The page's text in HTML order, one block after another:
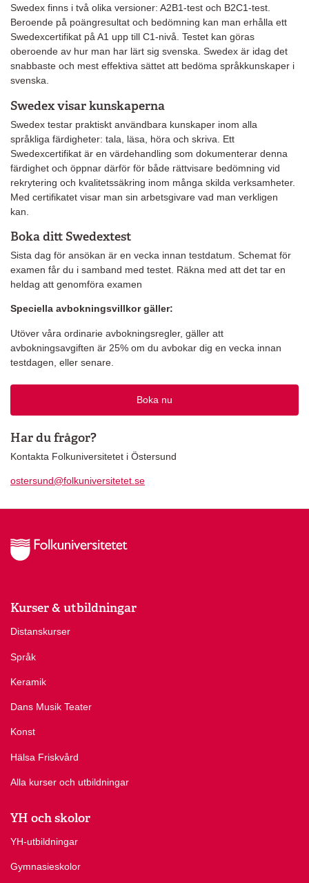
Swedex finns i två olika versioner: A2B1-test och B2C1-test.
Beroende på poängresultat och bedömning kan man erhålla ett
Swedexcertifikat på A1 upp till C1-nivå. Testet kan göras
oberoende av hur man har lärt sig svenska. Swedex är idag det
snabbaste och mest effektiva sättet att bedöma språkkunskaper i
svenska.
Swedex visar kunskaperna
Swedex testar praktiskt användbara kunskaper inom alla
språkliga färdigheter: tala, läsa, höra och skriva. Ett
Swedexcertifikat är en värdehandling som dokumenterar denna
färdighet och öppnar därför för både rättvisare bedömning vid
rekrytering och kvalitetssäkring inom många skilda verksamheter.
Med certifikatet visar man sin arbetsgivare vad man verkligen
kan.
Boka ditt Swedextest
Sista dag för ansökan är en vecka innan testdatum. Schemat för
examen får du i samband med testet. Räkna med att det tar en
heldag att genomföra examen
Speciella avbokningsvillkor gäller:
Utöver våra ordinarie avbokningsregler, gäller att
avbokningsavgiften är 25% om du avbokar dig en vecka innan
testdagen, eller senare.
Boka nu
Har du frågor?
Kontakta Folkuniversitetet i Östersund
ostersund@folkuniversitetet.se
Kurser & utbildningar
Distanskurser
Språk
Keramik
Dans Musik Teater
Konst
Hälsa Friskvård
Alla kurser och utbildningar
YH och skolor
YH-utbildningar
Gymnasieskolor